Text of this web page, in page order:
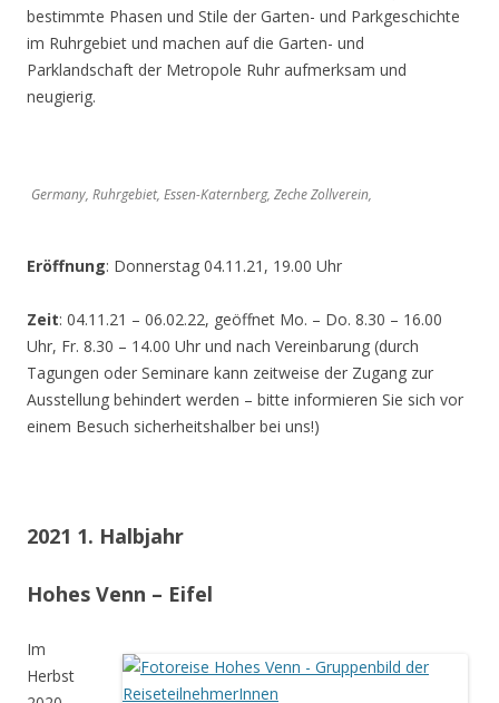
bestimmte Phasen und Stile der Garten- und Parkgeschichte
im Ruhrgebiet und machen auf die Garten- und
Parklandschaft der Metropole Ruhr aufmerksam und
neugierig.
Germany, Ruhrgebiet, Essen-Katernberg, Zeche Zollverein,
Eröffnung: Donnerstag 04.11.21, 19.00 Uhr
Zeit: 04.11.21 – 06.02.22, geöffnet Mo. – Do. 8.30 – 16.00
Uhr, Fr. 8.30 – 14.00 Uhr und nach Vereinbarung (durch
Tagungen oder Seminare kann zeitweise der Zugang zur
Ausstellung behindert werden – bitte informieren Sie sich vor
einem Besuch sicherheitshalber bei uns!)
2021 1. Halbjahr
Hohes Venn – Eifel
Im
Herbst